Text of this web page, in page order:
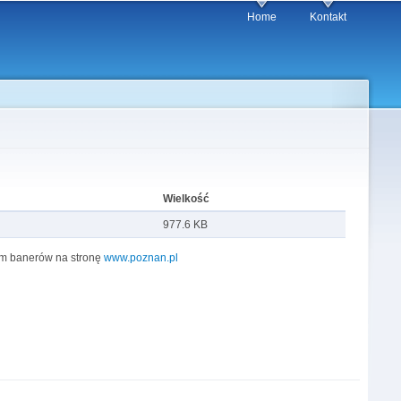
Home Kontakt
Wielkość
977.6 KB
banerów na stronę www.poznan.pl